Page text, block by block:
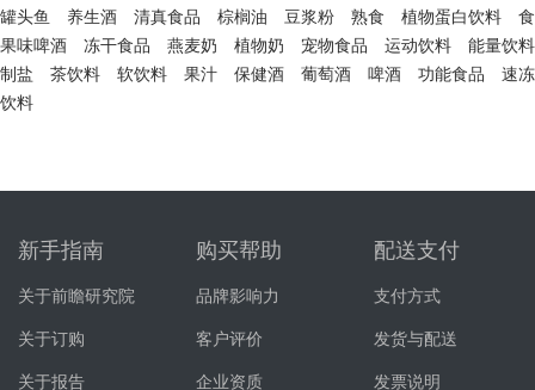
罐头鱼
养生酒 清真食品 棕榈油 豆浆粉 熟食 植物蛋白饮料
果味啤酒
冻干食品 燕麦奶 植物奶 宠物食品 运动饮料
能量饮料
制盐
茶饮料 软饮料 果汁 保健酒 葡萄酒 啤酒 功能食品
速
饮料
新手指南
关于前瞻研究院
关于订购
关于报告
购买帮助
品牌影响力
客户评价
企业资质
配送支付
支付方式
发货与配送
发票说明